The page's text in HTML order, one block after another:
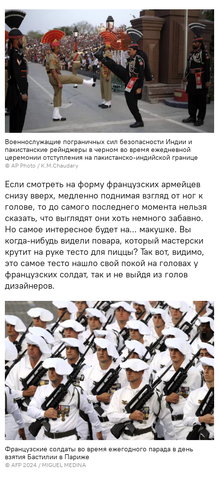
Военнослужащие пограничных сил безопасности Индии и
пакистанские рейнджеры в черном во время ежедневной
церемонии отступления на пакистанско-индийской границе
© AP Photo / K.M.Chaudary
Если смотреть на форму французских армейцев
снизу вверх, медленно поднимая взгляд от ног к
голове, то до самого последнего момента нельзя
сказать, что выглядят они хоть немного забавно.
Но самое интересное будет на... макушке. Вы
когда-нибудь видели повара, который мастерски
крутит на руке тесто для пиццы? Так вот, видимо,
это самое тесто нашло свой покой на головах у
французских солдат, так и не выйдя из голов
дизайнеров.
Французские солдаты во время ежегодного парада в день
взятия Бастилии в Париже
© AFP 2024 / MIGUEL MEDINA